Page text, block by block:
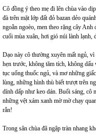
Cô đồng ý theo mẹ đi lên chùa vào
đà trên mặt lớp đất đỏ bazan dẻo
ngoằn ngoèo, men theo rặng cây
cuối mùa xuân, hơi gió núi lành lạnh,
Dạo này cô thường xuyên mất ngủ,
hẹn trước, không tăm tích, không
tục uống thuốc ngủ, và mơ những
lùng, những hình thù biết trượt trên
dính dấp như keo dán. Buổi sáng, cô
những vệt xám xanh mờ mờ chạy
rắn!
Trong sân chùa đã ngập tràn nhang